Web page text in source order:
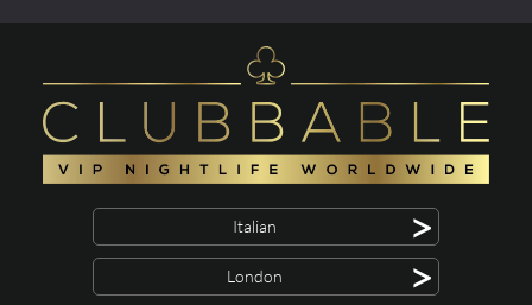
Italian >
London >